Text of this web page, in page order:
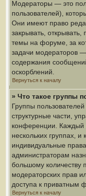
Модераторы — это
пользователей),
Они имеют право
закрывать,
темы на форуме, за
задачи модераторов —
содержания
оскорблений.
Вернуться к началу
» Что такое группы
Группы
структурные части,
конференции. Каждый
нескольких группах,
индивидуальные
администраторам
большому количеству
модераторских прав
доступа к приватным
Вернуться к началу